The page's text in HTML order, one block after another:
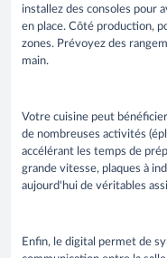
installez des consoles pour
en place. Côté production,
zones. Prévoyez des
main.
Votre cuisine peut
de nombreuses activités
accélérant les temps de
grande vitesse, plaques à
aujourd'hui de véritables
Enfin, le digital permet de